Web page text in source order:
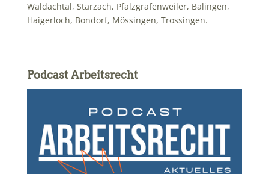
Waldachtal, Starzach, Pfalzgrafenweiler, Balingen,
Haigerloch, Bondorf, Mössingen, Trossingen.
Podcast Arbeitsrecht